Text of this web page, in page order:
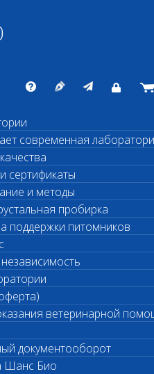
БИО
лаборатория
современная
сертификаты
и методы
пробирка
поддержки питомников
ветеринарной
документооборот
Шанс Био